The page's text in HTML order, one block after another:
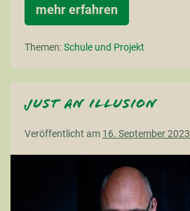
mehr erfahren
Die
BBS1
in
Aurich
Themen:Schule und Projekt
just an illusion
Veröffentlicht am 16. September 2023